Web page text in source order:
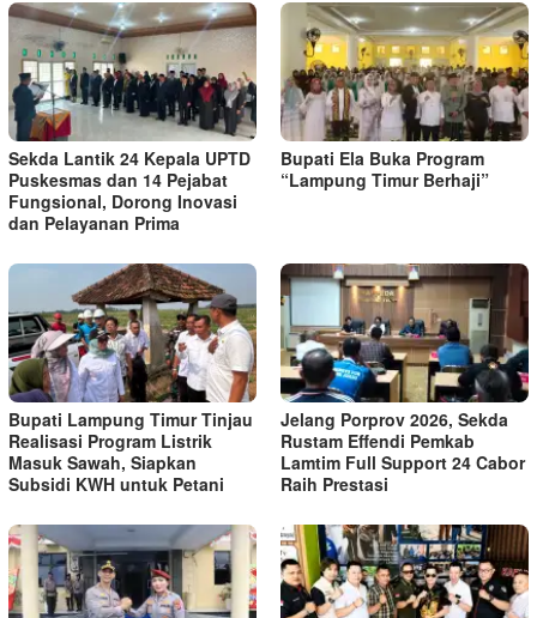
‎Sekda Lantik 24 Kepala UPTD
Puskesmas dan 14 Pejabat
Fungsional, Dorong Inovasi
dan Pelayanan Prima ‎
Bupati Ela Buka Program
“Lampung Timur Berhaji”
Bupati Lampung Timur Tinjau
Realisasi Program Listrik
Masuk Sawah, Siapkan
Subsidi KWH untuk Petani
Jelang Porprov 2026, Sekda
Rustam Effendi Pemkab
Lamtim Full Support 24 Cabor
Raih Prestasi